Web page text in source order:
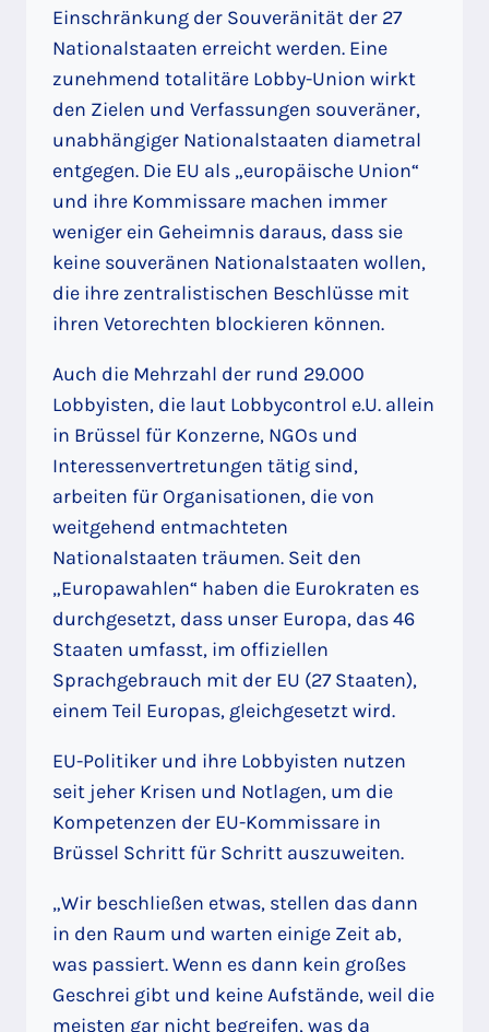
Einschränkung der Souveränität der 27
Nationalstaaten erreicht werden. Eine
zunehmend totalitäre Lobby-Union wirkt
den Zielen und Verfassungen souveräner,
unabhängiger Nationalstaaten diametral
entgegen. Die EU als „europäische Union“
und ihre Kommissare machen immer
weniger ein Geheimnis daraus, dass sie
keine souveränen Nationalstaaten wollen,
die ihre zentralistischen Beschlüsse mit
ihren Vetorechten blockieren können.
Auch die Mehrzahl der rund 29.000
Lobbyisten, die laut Lobbycontrol e.U. allein
in Brüssel für Konzerne, NGOs und
Interessenvertretungen tätig sind,
arbeiten für Organisationen, die von
weitgehend entmachteten
Nationalstaaten träumen. Seit den
„Europawahlen“ haben die Eurokraten es
durchgesetzt, dass unser Europa, das 46
Staaten umfasst, im offiziellen
Sprachgebrauch mit der EU (27 Staaten),
einem Teil Europas, gleichgesetzt wird.
EU-Politiker und ihre Lobbyisten nutzen
seit jeher Krisen und Notlagen, um die
Kompetenzen der EU-Kommissare in
Brüssel Schritt für Schritt auszuweiten.
„Wir beschließen etwas, stellen das dann
in den Raum und warten einige Zeit ab,
was passiert. Wenn es dann kein großes
Geschrei gibt und keine Aufstände, weil die
meisten gar nicht begreifen, was da